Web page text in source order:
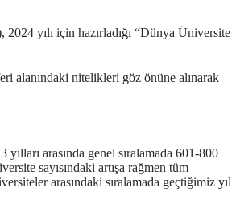
yılı için hazırladığı “Dünya Üniversite
alanındaki nitelikleri göz önüne alınarak
arasında genel sıralamada 601-800
sayısındaki artışa rağmen tüm
arasındaki sıralamada geçtiğimiz yıl